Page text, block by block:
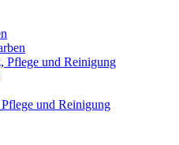
Pflege und Reinigung
und Reinigung